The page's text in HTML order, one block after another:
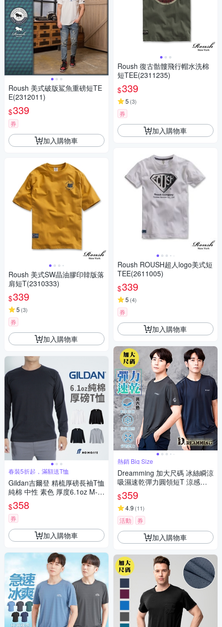
Roush 美式破版鯊魚重磅短TE
E(2312011)
$339
券
加入購物車
Roush 美式SW晶油膠印韓版落
肩短T(2310333)
$339
5 (3)
券
加入購物車
春裝5折起，滿額送T恤
Gildan吉爾登 精梳厚磅長袖T恤
純棉 中性 素色 厚度6.1oz M-X
L 多色 現貨【NoMorre】#HA4
0
$358
券
加入購物車
Roush 復古骷髏飛行帽水洗棉
短TEE(2311235)
$339
5 (3)
券
加入購物車
Roush ROUSH超人logo美式短
TEE(2611005)
$339
5 (4)
券
加入購物車
熱銷 Big Size
Dreamming 加大尺碼 冰絲瞬涼
吸濕速乾彈力圓領短T 涼感衣-
共六色
$359
4.9 (11)
活動 券
加入購物車